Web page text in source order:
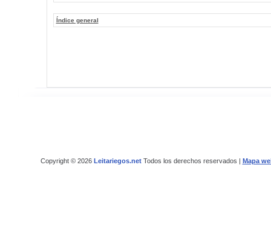
Índice general
Copyright © 2026 Leitariegos.netTodos los derechos reservados | Mapa